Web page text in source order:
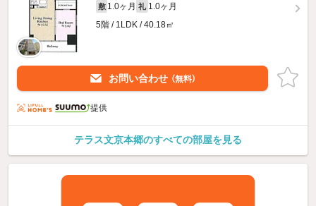
敷 1.0ヶ月 礼 1.0ヶ月
5階 / 1LDK / 40.18㎡
お問い合わせ （無料）
提供
テラス文京本郷のすべての部屋を見る